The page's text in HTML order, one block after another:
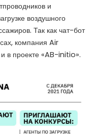
и
воздушного
Так как чат-бот
компания Air
в проекте «AB-initio».